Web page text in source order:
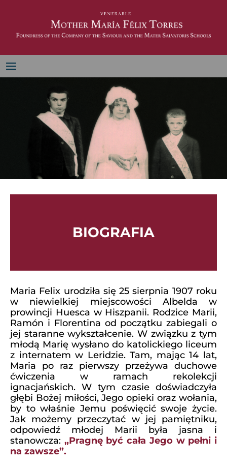
BIOGRAFIA
Maria Felix urodziła się 25 sierpnia 1907 roku
w niewielkiej miejscowości Albelda w
prowincji Huesca w Hiszpanii. Rodzice Marii,
Ramón i Florentina od początku zabiegali o
jej staranne wykształcenie. W związku z tym
młodą Marię wysłano do katolickiego liceum
z internatem w Leridzie. Tam, mając 14 lat,
Maria po raz pierwszy przeżywa duchowe
ćwiczenia w ramach rekolekcji
ignacjańskich. W tym czasie doświadczyła
głębi Bożej miłości, Jego opieki oraz wołania,
by to właśnie Jemu poświęcić swoje życie.
Jak możemy przeczytać w jej pamiętniku,
odpowiedź młodej Marii była jasna i
stanowcza: „Pragnę być cała Jego w pełni i
na zawsze”.